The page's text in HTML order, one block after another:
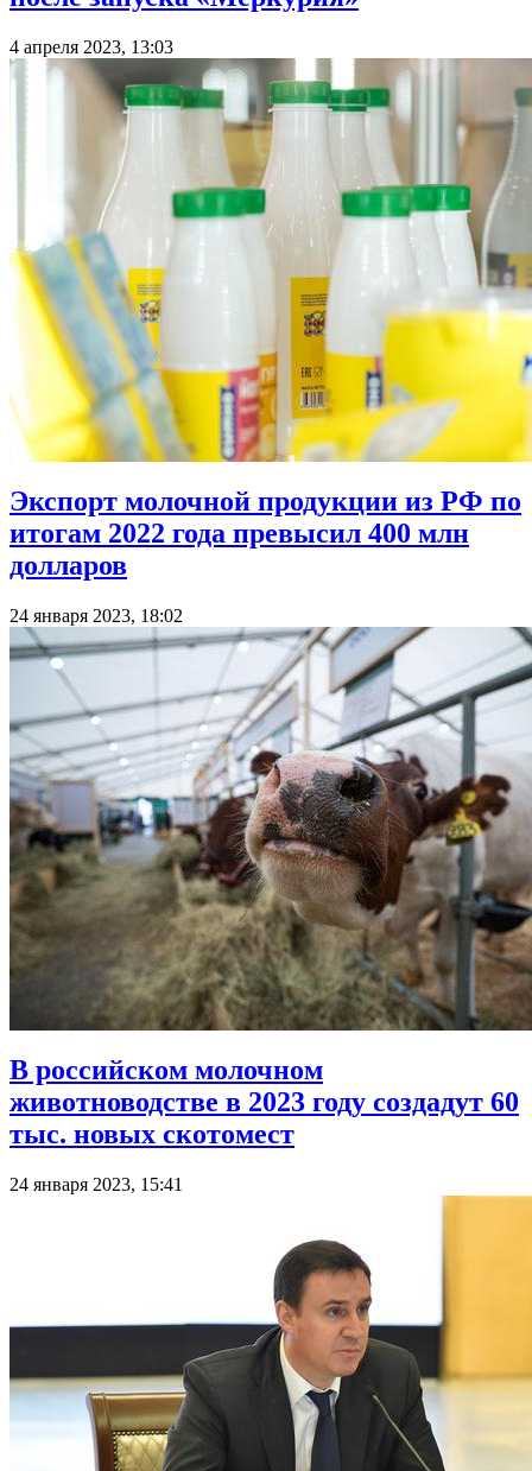
4 апреля 2023, 13:03
Экспорт молочной продукции из РФ по
итогам 2022 года превысил 400 млн
долларов
24 января 2023, 18:02
В российском молочном
животноводстве в 2023 году создадут 60
тыс. новых скотомест
24 января 2023, 15:41